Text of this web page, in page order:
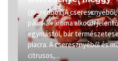
{jb_redbox}A
pálinkák aroma alkotói
egymástól, bár
piacra. A cseresznyéből és
citrusos,...